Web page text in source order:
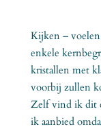
Kijken –
enkele
kristallen met
voorbij zullen
Zelf vind ik dit
ik aanbied